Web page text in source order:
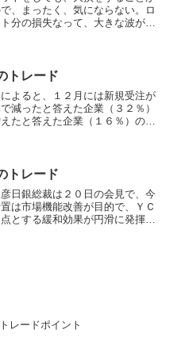
、まったく、気にならない。ロ
分の損失なって、大きな波が、
え、５年...
トレード
によると、１２月には新規受注が
減ったと答えた企業（３２％）
たと答えた企業（１６％）の２
も知れません。(...
トレード
日銀総裁は２０日の会見で、今
は市場機能改善が目的で、ＹＣ
とする緩和効果が円滑に発揮す
レードポイント